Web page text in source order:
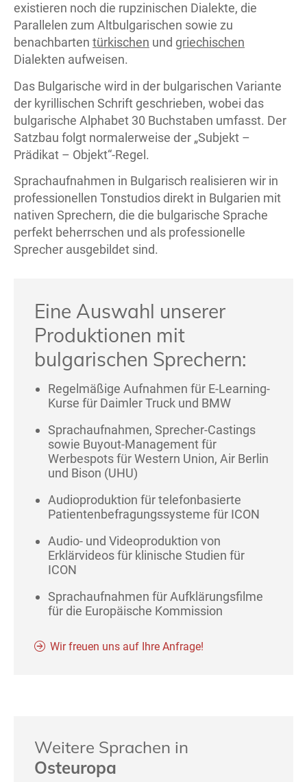
existieren noch die rupzinischen Dialekte, die
Parallelen zum Altbulgarischen sowie zu
benachbarten türkischen und griechischen
Dialekten aufweisen.
Das Bulgarische wird in der bulgarischen Variante
der kyrillischen Schrift geschrieben, wobei das
bulgarische Alphabet 30 Buchstaben umfasst. Der
Satzbau folgt normalerweise der „Subjekt –
Prädikat – Objekt“-Regel.
Sprachaufnahmen in Bulgarisch realisieren wir in
professionellen Tonstudios direkt in Bulgarien mit
nativen Sprechern, die die bulgarische Sprache
perfekt beherrschen und als professionelle
Sprecher ausgebildet sind.
Eine Auswahl unserer
Produktionen mit
bulgarischen Sprechern:
Regelmäßige Aufnahmen für E-Learning-
Kurse für Daimler Truck und BMW
Sprachaufnahmen, Sprecher-Castings
sowie Buyout-Management für
Werbespots für Western Union, Air Berlin
und Bison (UHU)
Audioproduktion für telefonbasierte
Patientenbefragungssysteme für ICON
Audio- und Videoproduktion von
Erklärvideos für klinische Studien für
ICON
Sprachaufnahmen für Aufklärungsfilme
für die Europäische Kommission
Wir freuen uns auf Ihre Anfrage!
Weitere Sprachen in
Osteuropa